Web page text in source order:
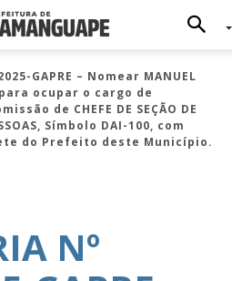
GAPRE – Nomear MANUEL
para ocupar o cargo de
de CHEFE DE SEÇÃO DE
Símbolo DAI-100, com
do Prefeito deste Município.
Nº